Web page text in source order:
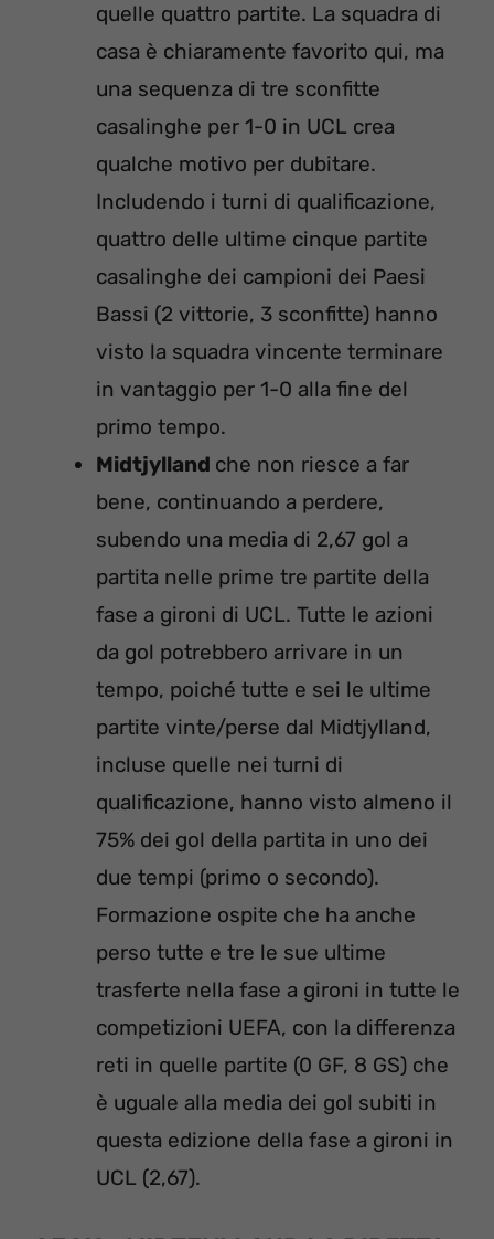
quelle quattro partite. La squadra di
casa è chiaramente favorito qui, ma
una sequenza di tre sconfitte
casalinghe per 1-0 in UCL crea
qualche motivo per dubitare.
Includendo i turni di qualificazione,
quattro delle ultime cinque partite
casalinghe dei campioni dei Paesi
Bassi (2 vittorie, 3 sconfitte) hanno
visto la squadra vincente terminare
in vantaggio per 1-0 alla fine del
primo tempo.
Midtjylland che non riesce a far
bene, continuando a perdere,
subendo una media di 2,67 gol a
partita nelle prime tre partite della
fase a gironi di UCL. Tutte le azioni
da gol potrebbero arrivare in un
tempo, poiché tutte e sei le ultime
partite vinte/perse dal Midtjylland,
incluse quelle nei turni di
qualificazione, hanno visto almeno il
75% dei gol della partita in uno dei
due tempi (primo o secondo).
Formazione ospite che ha anche
perso tutte e tre le sue ultime
trasferte nella fase a gironi in tutte le
competizioni UEFA, con la differenza
reti in quelle partite (0 GF, 8 GS) che
è uguale alla media dei gol subiti in
questa edizione della fase a gironi in
UCL (2,67).